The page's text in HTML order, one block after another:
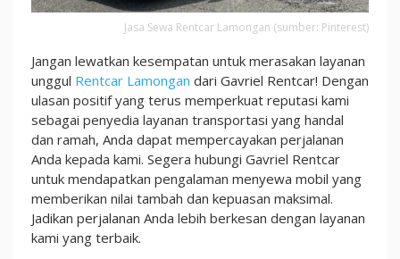
Jasa Sewa Rentcar Lamongan (sumber: Pinterest)
Jangan lewatkan kesempatan untuk merasakan layanan
unggul Rentcar Lamongan dari Gavriel Rentcar! Dengan
ulasan positif yang terus memperkuat reputasi kami
sebagai penyedia layanan transportasi yang handal
dan ramah, Anda dapat mempercayakan perjalanan
Anda kepada kami. Segera hubungi Gavriel Rentcar
untuk mendapatkan pengalaman menyewa mobil yang
memberikan nilai tambah dan kepuasan maksimal.
Jadikan perjalanan Anda lebih berkesan dengan layanan
kami yang terbaik.